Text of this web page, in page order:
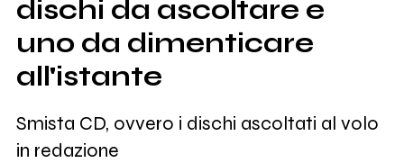
dischi da ascoltare e
uno da dimenticare
all'istante
Smista CD, ovvero i dischi ascoltati al volo
in redazione